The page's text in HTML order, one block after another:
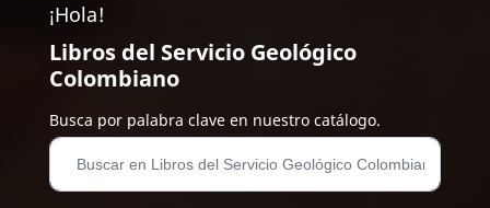
¡Hola!
Libros del Servicio Geológico
Colombiano
Busca por palabra clave en nuestro catálogo.